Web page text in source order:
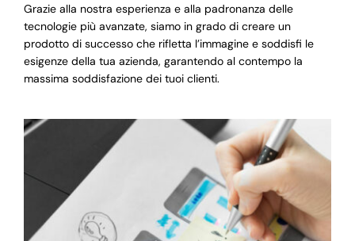
Grazie alla nostra esperienza e alla padronanza delle
tecnologie più avanzate, siamo in grado di creare un
prodotto di successo che rifletta l’immagine e soddisfi le
esigenze della tua azienda, garantendo al contempo la
massima soddisfazione dei tuoi clienti.